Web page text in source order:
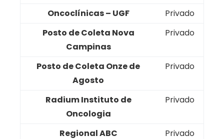
Oncoclínicas – UGF
Privado
Posto de Coleta Nova
Campinas
Privado
Posto de Coleta Onze de
Agosto
Privado
Radium Instituto de
Oncologia
Privado
Regional ABC Privado